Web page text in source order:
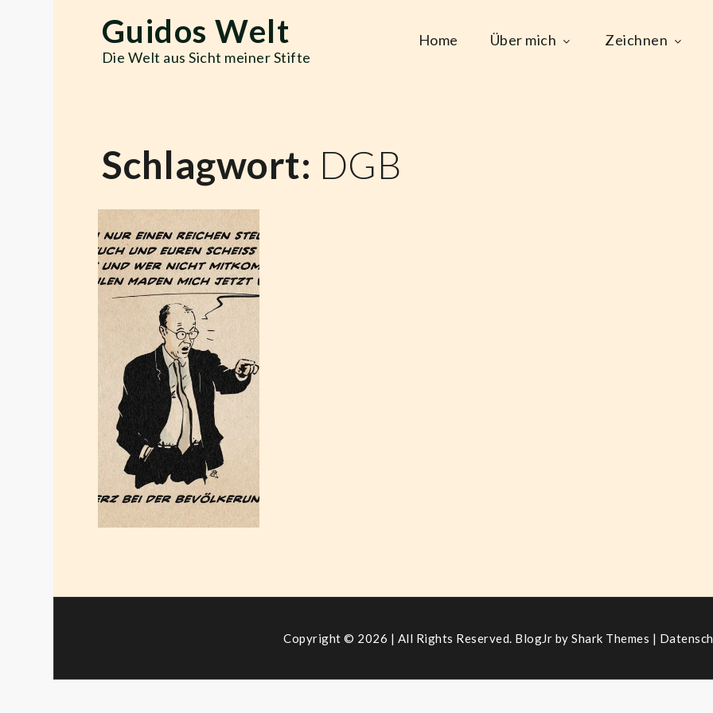
Guidos Welt
Die Welt aus Sicht meiner Stifte
Home Über mich Zeichnen
Schlagwort: DGB
Der Ihr,
nicht ich-
Kanzler
Mai 13, 2026
Copyright © 2026 | All Rights Reserved. BlogJr byShark Themes |